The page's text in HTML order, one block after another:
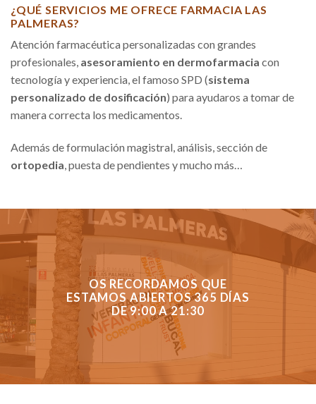
¿QUÉ SERVICIOS ME OFRECE FARMACIA LAS
PALMERAS?
Atención farmacéutica personalizadas con grandes
profesionales, asesoramiento en dermofarmacia con
tecnología y experiencia, el famoso SPD (sistema
personalizado de dosificación) para ayudaros a tomar de
manera correcta los medicamentos.
Además de formulación magistral, análisis, sección de
ortopedia , puesta de pendientes y mucho más…
OS RECORDAMOS QUE
ESTAMOS ABIERTOS 365 DÍAS
DE 9:00 A 21:30